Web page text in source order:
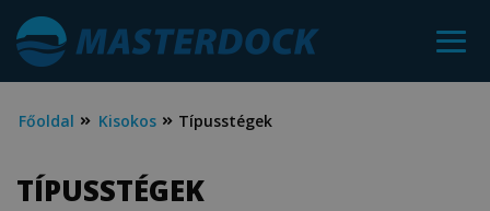
Főoldal Kisokos Típusstégek
TÍPUSSTÉGEK